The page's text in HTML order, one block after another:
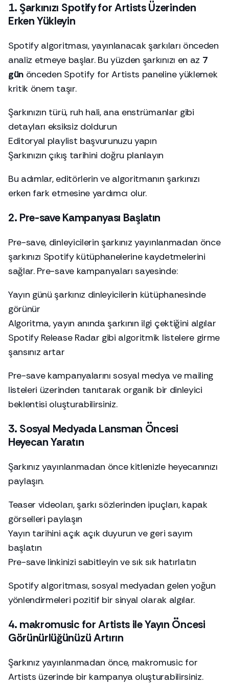
1. Şarkınızı Spotify for Artists Üzerinden
Erken Yükleyin
Spotify algoritması, yayınlanacak şarkıları önceden
analiz etmeye başlar. Bu yüzden şarkınızı en az 7
gün önceden Spotify for Artists paneline yüklemek
kritik önem taşır.
Şarkınızın türü, ruh hali, ana enstrümanlar gibi
detayları eksiksiz doldurun
Editoryal playlist başvurunuzu yapın
Şarkınızın çıkış tarihini doğru planlayın
Bu adımlar, editörlerin ve algoritmanın şarkınızı
erken fark etmesine yardımcı olur.
2. Pre-save Kampanyası Başlatın
Pre-save, dinleyicilerin şarkınız yayınlanmadan önce
şarkınızı Spotify kütüphanelerine kaydetmelerini
sağlar. Pre-save kampanyaları sayesinde:
Yayın günü şarkınız dinleyicilerin kütüphanesinde
görünür
Algoritma, yayın anında şarkının ilgi çektiğini algılar
Spotify Release Radar gibi algoritmik listelere girme
şansınız artar
Pre-save kampanyalarını sosyal medya ve mailing
listeleri üzerinden tanıtarak organik bir dinleyici
beklentisi oluşturabilirsiniz.
3. Sosyal Medyada Lansman Öncesi
Heyecan Yaratın
Şarkınız yayınlanmadan önce kitlenizle heyecanınızı
paylaşın.
Teaser videoları, şarkı sözlerinden ipuçları, kapak
görselleri paylaşın
Yayın tarihini açık açık duyurun ve geri sayım
başlatın
Pre-save linkinizi sabitleyin ve sık sık hatırlatın
Spotify algoritması, sosyal medyadan gelen yoğun
yönlendirmeleri pozitif bir sinyal olarak algılar.
4. makromusic for Artists ile Yayın Öncesi
Görünürlüğünüzü Artırın
Şarkınız yayınlanmadan önce, makromusic for
Artists üzerinde bir kampanya oluşturabilirsiniz.